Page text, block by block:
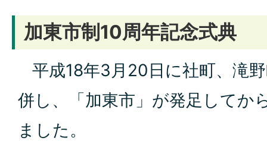
加東市制10周年記念式典
平成18年3月20日に社町、滝
併し、「加東市」が発足してか
ました。